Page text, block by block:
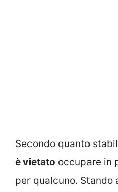
Secondo quanto
è vietato occupare in
per qualcuno. Stando